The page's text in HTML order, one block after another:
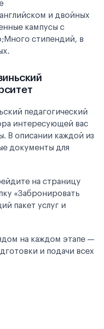
и двойных
кампусы с
стипендий, в
педагогический
интересующей вас
В описании каждой из
документы для
на страницу
«Забронировать
пакет услуг и
на каждом этапе —
и подачи всех